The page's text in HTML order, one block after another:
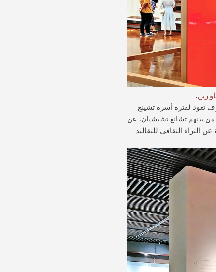
زين.
سرير، ووسائد خزفية، وزخارف تعود لفترة أسرة تشينغ
سريرًا تبرع بها سكان شنتشن، من بينهم تشانغ تشيشيان، عن
الثراء الثقافي للتقاليد